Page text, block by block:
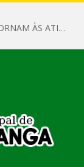
SERVIDORES DA CÂMARA MUNICIPAL RETORNAM ÀS ATIVIDADES APÓS O RECESSO PARLAMENTAR